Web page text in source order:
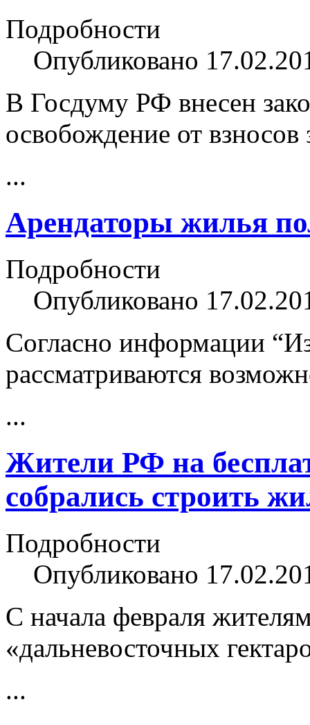
Подробности
Опубликовано
В Госдуму РФ внесен
освобождение от взносов
...
Арендаторы жилья
Подробности
Опубликовано
Согласно информации
рассматриваются
...
Жители РФ на
собрались строить
Подробности
Опубликовано
С начала февраля
«дальневосточных
...